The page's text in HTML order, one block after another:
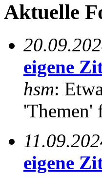
Aktuelle
eigene
hsm:
'Themen'
eigene